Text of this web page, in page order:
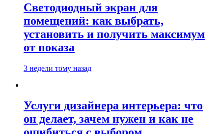
Светодиодный экран для
помещений: как выбрать,
установить и получить максимум
от показа
3 недели тому назад
Услуги дизайнера интерьера: что
он делает, зачем нужен и как не